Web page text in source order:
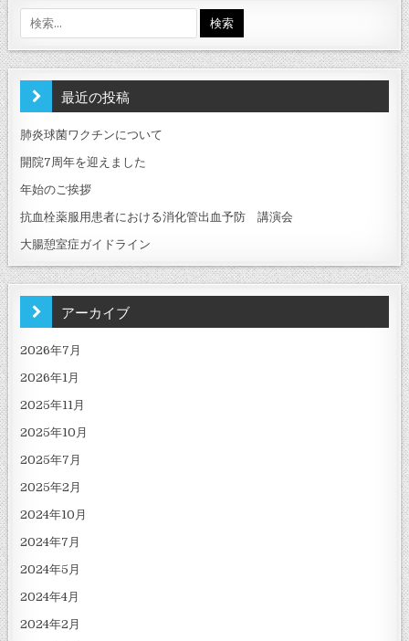
索:
最近の投稿
肺炎球菌ワクチンについて
開院7周年を迎えました
年始のご挨拶
抗血栓薬服用患者における消化管出血予防 講演会
大腸憩室症ガイドライン
アーカイブ
2026年7月
2026年1月
2025年11月
2025年10月
2025年7月
2025年2月
2024年10月
2024年7月
2024年5月
2024年4月
2024年2月